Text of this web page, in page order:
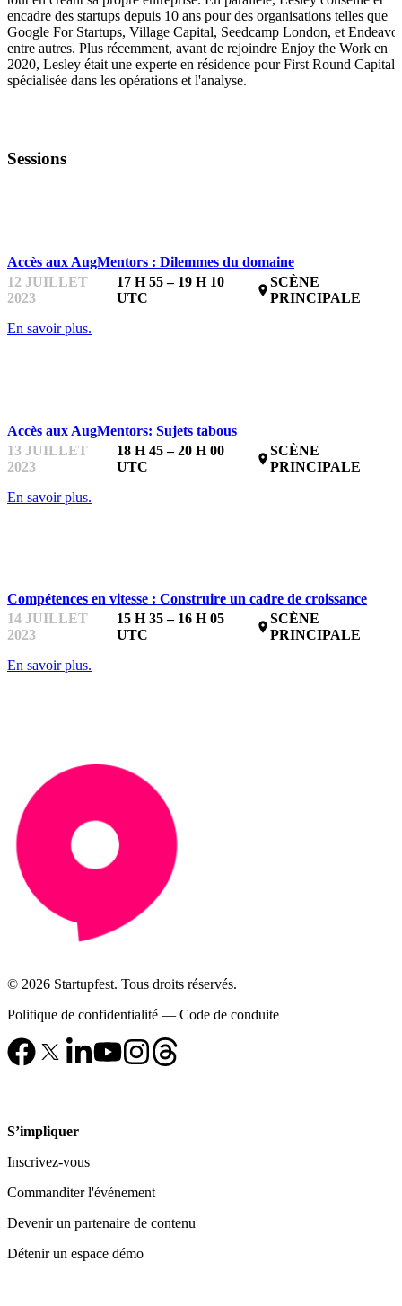
encadre des startups depuis 10 ans pour des organisations telles que
Google For Startups, Village Capital, Seedcamp London, et
entre autres. Plus récemment, avant de rejoindre Enjoy the Work en
2020, Lesley était une experte en résidence pour First Round Capital,
spécialisée dans les opérations et l'analyse.
Sessions
Accès aux AugMentors : Dilemmes du domaine
12 JUILLET
2023
17 H 55 – 19 H 10
UTC
place
SCÈNE
PRINCIPALE
En savoir plus.
Accès aux AugMentors: Sujets tabous
13 JUILLET
2023
18 H 45 – 20 H 00
UTC
place
SCÈNE
PRINCIPALE
En savoir plus.
Compétences en vitesse : Construire un cadre de croissance
14 JUILLET
2023
15 H 35 – 16 H 05
UTC
place
SCÈNE
PRINCIPALE
En savoir plus.
© 2026 Startupfest. Tous droits réservés.
Politique de confidentialité — Code de conduite
S’impliquer
Inscrivez-vous
Commanditer l'événement
Devenir un partenaire de contenu
Détenir un espace démo